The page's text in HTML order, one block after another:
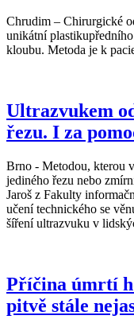
Chrudim – Chirurgické
unikátní
kloubu. Metoda je k
Ultrazvukem
řezu. I za
Brno - Metodou, kterou
jediného řezu nebo
Jaroš z Fakulty
učení technického se
šíření ultrazvuku v
Příčina úmrtí
pitvě stále